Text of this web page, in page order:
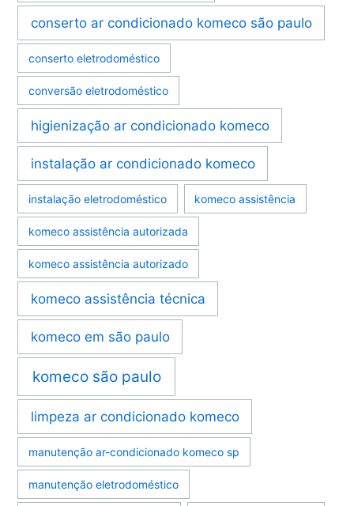
conserto ar condicionado komeco são paulo
conserto eletrodoméstico
conversão eletrodoméstico
higienização ar condicionado komeco
instalação ar condicionado komeco
instalação eletrodoméstico komeco assistência
komeco assistência autorizada
komeco assistência autorizado
komeco assistência técnica
komeco em são paulo
komeco são paulo
limpeza ar condicionado komeco
manutenção ar-condicionado komeco sp
manutenção eletrodoméstico